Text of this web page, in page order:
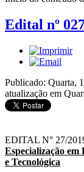
Edital nº
Publicado: Quarta,
atualização em
EDITAL N° 27/
Especialização em
e Tecnológica